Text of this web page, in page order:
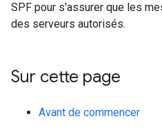
SPF pour s'assurer que les
des serveurs autorisés.
Sur cette page
Avant de commencer